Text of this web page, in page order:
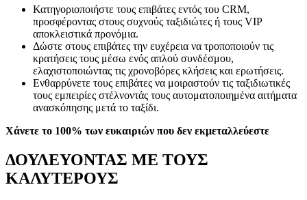
Κατηγοριοποιήστε τους επιβάτες εντός του CRM,
προσφέροντας στους συχνούς ταξιδιώτες ή τους VIP
αποκλειστικά προνόμια.
Δώστε στους επιβάτες την ευχέρεια να τροποποιούν τις
κρατήσεις τους μέσω ενός απλού συνδέσμου,
ελαχιστοποιώντας τις χρονοβόρες κλήσεις και ερωτήσεις.
Ενθαρρύνετε τους επιβάτες να μοιραστούν τις ταξιδιωτικές
τους εμπειρίες στέλνοντάς τους αυτοματοποιημένα αιτήματα
ανασκόπησης μετά το ταξίδι.
Χάνετε το 100% των ευκαιριών που δεν εκμεταλλεύεστε
ΔΟΥΛΕΥΟΝΤΑΣ ΜΕ ΤΟΥΣ
ΚΑΛΥΤΕΡΟΥΣ